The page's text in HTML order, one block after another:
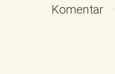
Komentar